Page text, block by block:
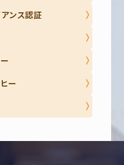
ンス認証
ー